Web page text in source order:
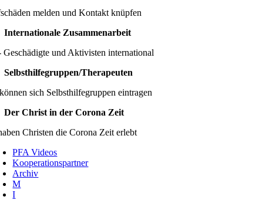
melden und Kontakt knüpfen
Internationale Zusammenarbeit
Geschädigte und Aktivisten international
Selbsthilfegruppen/Therapeuten
sich Selbsthilfegruppen eintragen
Der Christ in der Corona Zeit
Christen die Corona Zeit erlebt
PFA Videos
Kooperationspartner
Archiv
M
I